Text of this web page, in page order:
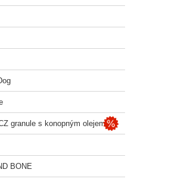
granule s konopným olejem
BONE